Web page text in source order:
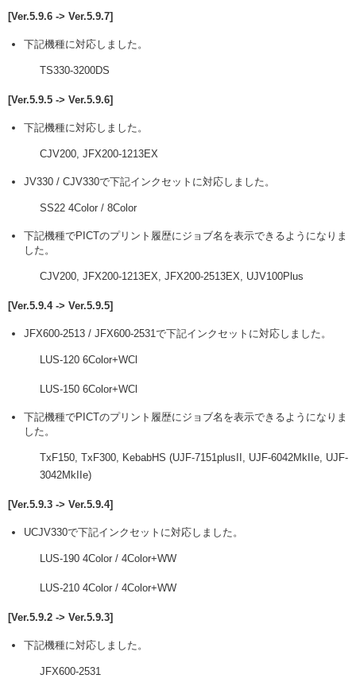
[Ver.5.9.6 -> Ver.5.9.7]
下記機種に対応しました。
TS330-3200DS
[Ver.5.9.5 -> Ver.5.9.6]
下記機種に対応しました。
CJV200, JFX200-1213EX
JV330 / CJV330で下記インクセットに対応しました。
SS22 4Color / 8Color
下記機種でPICTのプリント履歴にジョブ名を表示できるようになりま
した。
CJV200, JFX200-1213EX, JFX200-2513EX, UJV100Plus
[Ver.5.9.4 -> Ver.5.9.5]
JFX600-2513 / JFX600-2531で下記インクセットに対応しました。
LUS-120 6Color+WCl
LUS-150 6Color+WCl
下記機種でPICTのプリント履歴にジョブ名を表示できるようになりま
した。
TxF150, TxF300, KebabHS (UJF-7151plusII, UJF-6042MkIIe, UJF-
3042MkIIe)
[Ver.5.9.3 -> Ver.5.9.4]
UCJV330で下記インクセットに対応しました。
LUS-190 4Color / 4Color+WW
LUS-210 4Color / 4Color+WW
[Ver.5.9.2 -> Ver.5.9.3]
下記機種に対応しました。
JFX600-2531